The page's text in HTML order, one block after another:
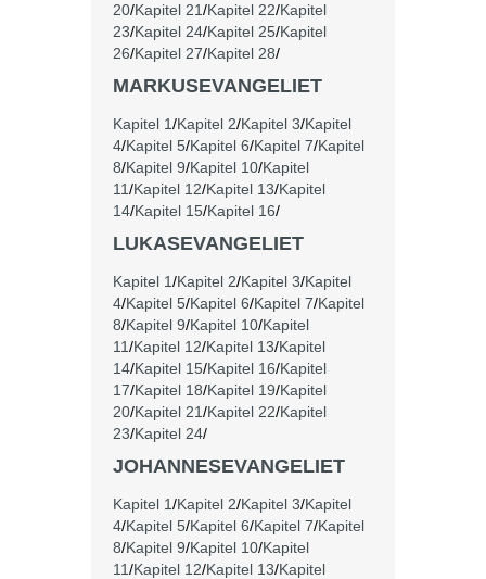
20/Kapitel 21/Kapitel 22/Kapitel
23/Kapitel 24/Kapitel 25/Kapitel
26/Kapitel 27/Kapitel 28/
MARKUSEVANGELIET
Kapitel 1/Kapitel 2/Kapitel 3/Kapitel
4/Kapitel 5/Kapitel 6/Kapitel 7/Kapitel
8/Kapitel 9/Kapitel 10/Kapitel
11/Kapitel 12/Kapitel 13/Kapitel
14/Kapitel 15/Kapitel 16/
LUKASEVANGELIET
Kapitel 1/Kapitel 2/Kapitel 3/Kapitel
4/Kapitel 5/Kapitel 6/Kapitel 7/Kapitel
8/Kapitel 9/Kapitel 10/Kapitel
11/Kapitel 12/Kapitel 13/Kapitel
14/Kapitel 15/Kapitel 16/Kapitel
17/Kapitel 18/Kapitel 19/Kapitel
20/Kapitel 21/Kapitel 22/Kapitel
23/Kapitel 24/
JOHANNESEVANGELIET
Kapitel 1/Kapitel 2/Kapitel 3/Kapitel
4/Kapitel 5/Kapitel 6/Kapitel 7/Kapitel
8/Kapitel 9/Kapitel 10/Kapitel
11/Kapitel 12/Kapitel 13/Kapitel